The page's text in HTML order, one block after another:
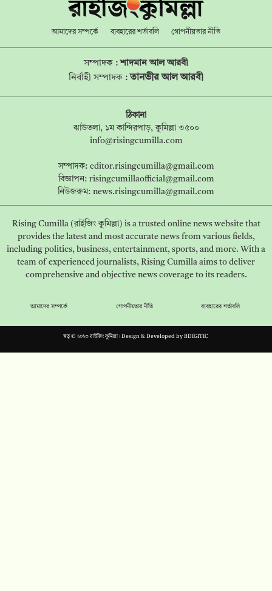
আমাদের সম্পর্কে ব্যবহারের শর্তাবলি গোপনীয়তার নীতি
সম্পাদক :শাদমান আল আরবী
নির্বাহী সম্পাদক : তানভীর আল আরবী
ঠিকানা
ঝাউতলা, ১ম কান্দিরপাড়, কুমিল্লা ৩৫০০
info@risingcumilla.com
সম্পাদক: editor.risingcumilla@gmail.com
বিজ্ঞাপন: risingcumillaofficial@gmail.com
নিউজরুম: news.risingcumilla@gmail.com
Rising Cumilla (রাইজিং কুমিল্লা) is a trusted online news website that
provides the latest and most accurate news from various fields,
including politics, business, entertainment, sports, and more. With a
team of experienced journalists, Rising Cumilla aims to deliver
comprehensive and objective news coverage to its readers.
আমাদের সম্পর্কে গোপনীয়তার নীতি ব্যবহারের শর্তাবলি
স্বত্ব © ২০২৩ রাইজিং কুমিল্লা। Design & Developed byBDIGITIC